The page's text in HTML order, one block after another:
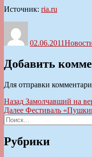
Источник: ria.ru
02.06.2011
Добавить
Для отправки
Навигация
по
записям
Назад Предыдущая
запись:
Замолчавший на
Далее Следующая
Фестиваль
Искать:
Рубрики